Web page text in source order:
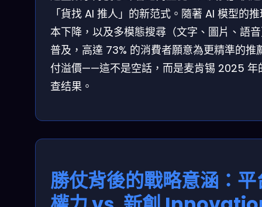
「貨找 AI 推人」的新范式。隨著 AI 模型的
本下降，以及多模態搜尋（文字、圖片、語
普及，高達 73% 的消費者願意為更精準的推
付溢價——這不是空話，而是麦肯锡 2025 年
查结果。
勝仗背後的戰略意涵：平